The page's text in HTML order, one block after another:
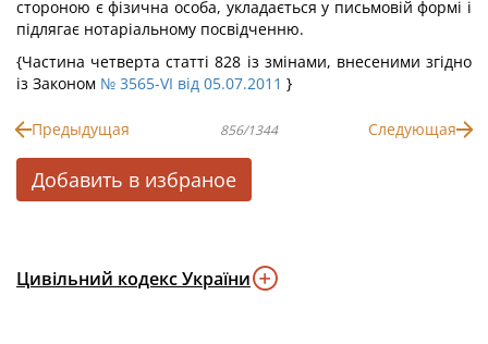
стороною є фізична особа, укладається у письмовій формі і
підлягає нотаріальному посвідченню.
{Частина четверта статті 828 із змінами, внесеними згідно
із Законом № 3565-VI від 05.07.2011 }
Предыдущая 856/1344 Следующая
Добавить в избраное
Цивільний кодекс України